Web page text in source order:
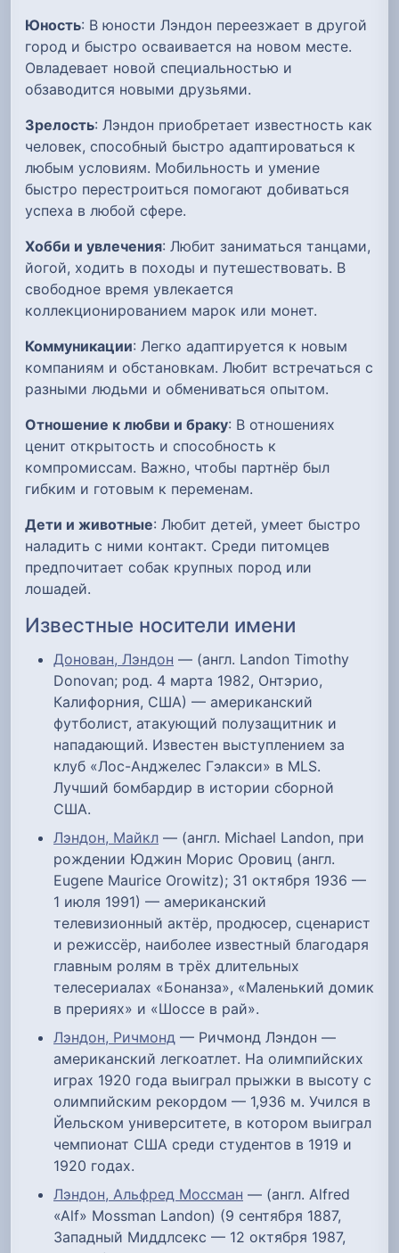
Юность: В юности Лэндон переезжает в другой
город и быстро осваивается на новом месте.
Овладевает новой специальностью и
обзаводится новыми друзьями.
Зрелость: Лэндон приобретает известность как
человек, способный быстро адаптироваться к
любым условиям. Мобильность и умение
быстро перестроиться помогают добиваться
успеха в любой сфере.
Хобби и увлечения: Любит заниматься танцами,
йогой, ходить в походы и путешествовать. В
свободное время увлекается
коллекционированием марок или монет.
Коммуникации: Легко адаптируется к новым
компаниям и обстановкам. Любит встречаться с
разными людьми и обмениваться опытом.
Отношение к любви и браку: В отношениях
ценит открытость и способность к
компромиссам. Важно, чтобы партнёр был
гибким и готовым к переменам.
Дети и животные: Любит детей, умеет быстро
наладить с ними контакт. Среди питомцев
предпочитает собак крупных пород или
лошадей.
Известные носители имени
Донован, Лэндон — (англ. Landon Timothy
Donovan; род. 4 марта 1982, Онтэрио,
Калифорния, США) — американский
футболист, атакующий полузащитник и
нападающий. Известен выступлением за
клуб «Лос-Анджелес Гэлакси» в MLS.
Лучший бомбардир в истории сборной
США.
Лэндон, Майкл — (англ. Michael Landon, при
рождении Юджин Морис Оровиц (англ.
Eugene Maurice Orowitz); 31 октября 1936 —
1 июля 1991) — американский
телевизионный актёр, продюсер, сценарист
и режиссёр, наиболее известный благодаря
главным ролям в трёх длительных
телесериалах «Бонанза», «Маленький домик
в прериях» и «Шоссе в рай».
Лэндон, Ричмонд — Ричмонд Лэндон —
американский легкоатлет. На олимпийских
играх 1920 года выиграл прыжки в высоту с
олимпийским рекордом — 1,936 м. Учился в
Йельском университете, в котором выиграл
чемпионат США среди студентов в 1919 и
1920 годах.
Лэндон, Альфред Моссман — (англ. Alfred
«Alf» Mossman Landon) (9 сентября 1887,
Западный Миддлсекс — 12 октября 1987,